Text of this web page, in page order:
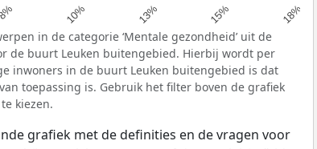
10% 13% 15% 18%
in de categorie ‘Mentale gezondheid’ uit de
de buurt Leuken buitengebied. Hierbij wordt per
inwoners in de buurt Leuken buitengebied is dat
toepassing is. Gebruik het filter boven de grafiek
kiezen.
grafiek met de definities en de vragen voor